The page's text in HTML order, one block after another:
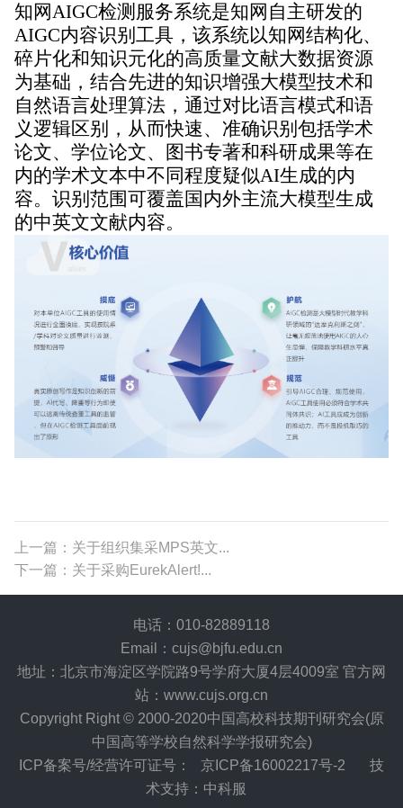
知网AIGC检测服务系统是知网自主研发的
AIGC内容识别工具，该系统以知网结构化、
碎片化和知识元化的高质量文献大数据资源
为基础，结合先进的知识增强大模型技术和
自然语言处理算法，通过对比语言模式和语
义逻辑区别，从而快速、准确识别包括学术
论文、学位论文、图书专著和科研成果等在
内的学术文本中不同程度疑似AI生成的内
容。识别范围可覆盖国内外主流大模型生成
的中英文文献内容。
上一篇：关于组织集采MPS英文...
下一篇：关于采购EurekAlert!...
电话：010-82889118
Email：cujs@bjfu.edu.cn
地址：北京市海淀区学院路9号学府大厦4层4009室 官方网
站：www.cujs.org.cn
Copyright Right © 2000-2020中国高校科技期刊研究会(原
中国高等学校自然科学学报研究会)
ICP备案号/经营许可证号：
京ICP备16002217号-2
技
术支持：中科服